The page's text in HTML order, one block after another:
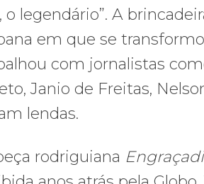
o legendário”. A
em que se
com jornalistas
Janio de Freitas,
lendas.
rodriguiana